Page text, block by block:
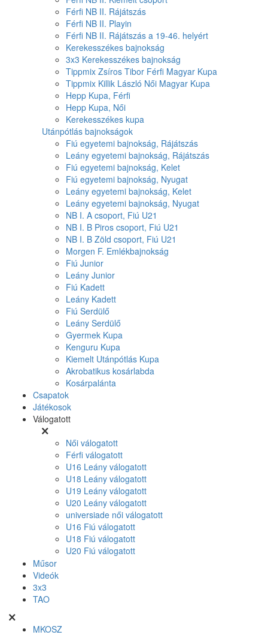
Férfi NB II. Rájátszás
Férfi NB II. Playin
Férfi NB II. Rájátszás a 19-46. helyért
Kerekesszékes bajnokság
3x3 Kerekesszékes bajnokság
Tippmix Zsíros Tibor Férfi Magyar Kupa
Tippmix Killik László Női Magyar Kupa
Hepp Kupa, Férfi
Hepp Kupa, Női
Kerekesszékes kupa
Utánpótlás bajnokságok
Fiú egyetemi bajnokság, Rájátszás
Leány egyetemi bajnokság, Rájátszás
Fiú egyetemi bajnokság, Kelet
Fiú egyetemi bajnokság, Nyugat
Leány egyetemi bajnokság, Kelet
Leány egyetemi bajnokság, Nyugat
NB I. A csoport, Fiú U21
NB I. B Piros csoport, Fiú U21
NB I. B Zöld csoport, Fiú U21
Morgen F. Emlékbajnokság
Fiú Junior
Leány Junior
Fiú Kadett
Leány Kadett
Fiú Serdülő
Leány Serdülő
Gyermek Kupa
Kenguru Kupa
Kiemelt Utánpótlás Kupa
Akrobatikus kosárlabda
Kosárpalánta
Csapatok
Játékosok
Válogatott
Női válogatott
Férfi válogatott
U16 Leány válogatott
U18 Leány válogatott
U19 Leány válogatott
U20 Leány válogatott
universiade női válogatott
U16 Fiú válogatott
U18 Fiú válogatott
U20 Fiú válogatott
Műsor
Videók
3x3
TAO
MKOSZ